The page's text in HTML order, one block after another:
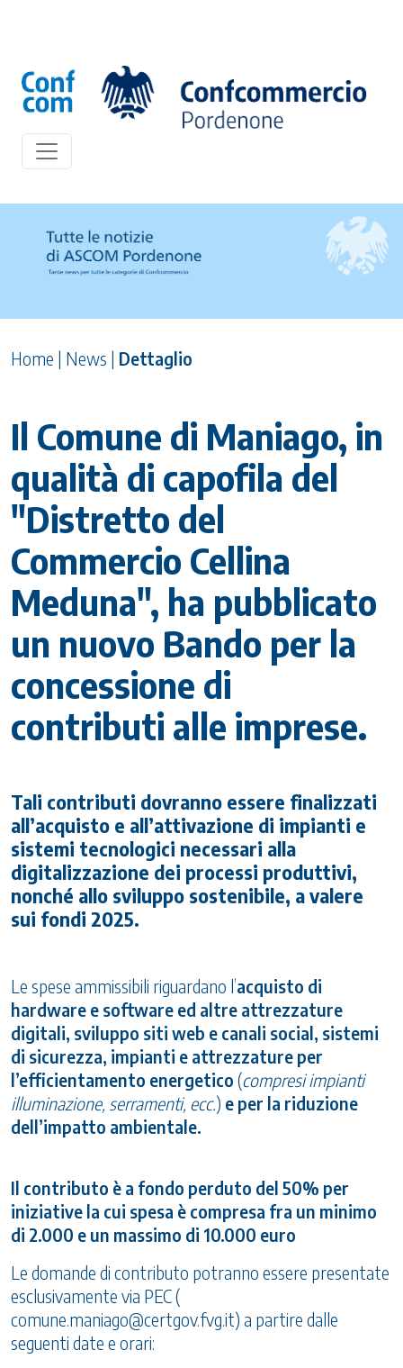
Home | News | Dettaglio
Il Comune di Maniago, in
qualità di capofila del
"Distretto del
Commercio Cellina
Meduna", ha pubblicato
un nuovo Bando per la
concessione di
contributi alle imprese.
Tali contributi dovranno essere finalizzati
all’acquisto e all’attivazione di impianti e
sistemi tecnologici necessari alla
digitalizzazione dei processi produttivi,
nonché allo sviluppo sostenibile, a valere
sui fondi 2025.
Le spese ammissibili riguardano l’acquisto di
hardware e software ed altre attrezzature
digitali, sviluppo siti web e canali social, sistemi
di sicurezza, impianti e attrezzature per
l’efficientamento energetico (compresi impianti
illuminazione, serramenti, ecc.) e per la riduzione
dell’impatto ambientale.
Il contributo è a fondo perduto del 50% per
iniziative la cui spesa è compresa fra un minimo
di 2.000 e un massimo di 10.000 euro
Le domande di contributo potranno essere presentate
esclusivamente via PEC (
comune.maniago@certgov.fvg.it) a partire dalle
seguenti date e orari: